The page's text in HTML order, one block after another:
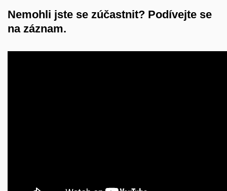
Nemohli jste se zúčastnit? Podívejte se
na záznam.